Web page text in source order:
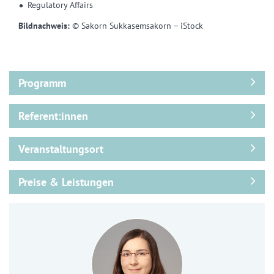
Regulatory Affairs
Bildnachweis: © Sakorn Sukkasemsakorn – iStock
Programm
Referent:innen
Veranstaltungsort
Preise & Leistungen